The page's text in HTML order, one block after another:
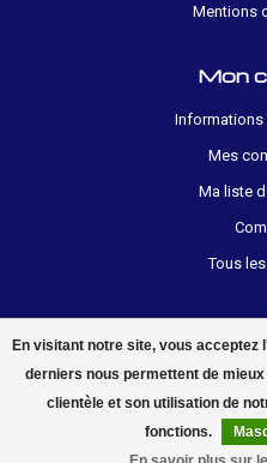
En visitant notre site, vous
derniers nous permettent de
clientèle et son utilisation de
fonctions.
Mentions
Mon
Informations
Mes
Ma liste
Tous
© 2026